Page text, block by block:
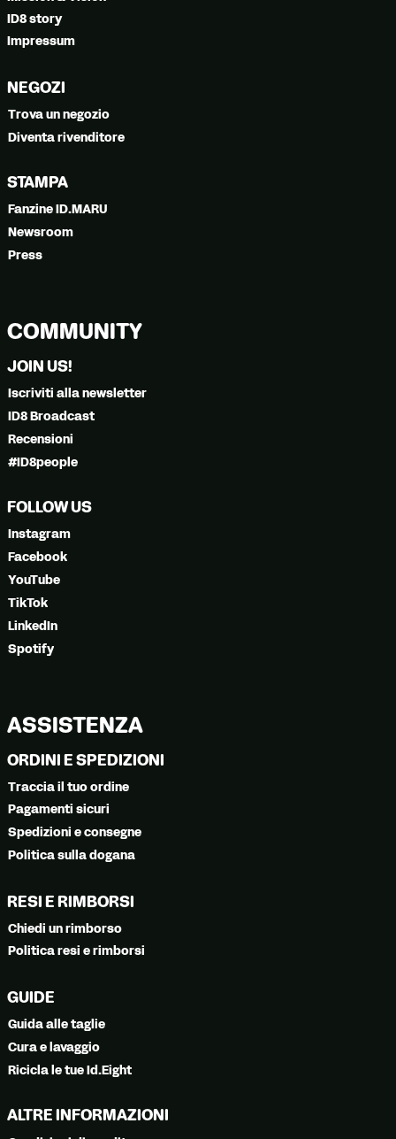
ID8 story
Impressum
NEGOZI
Trova un negozio
Diventa rivenditore
STAMPA
Fanzine ID.MARU
Newsroom
Press
COMMUNITY
JOIN US!
Iscriviti alla newsletter
ID8 Broadcast
Recensioni
#ID8people
FOLLOW US
Instagram
Facebook
YouTube
TikTok
LinkedIn
Spotify
ASSISTENZA
ORDINI E SPEDIZIONI
Traccia il tuo ordine
Pagamenti sicuri
Spedizioni e consegne
Politica sulla dogana
RESI E RIMBORSI
Chiedi un rimborso
Politica resi e rimborsi
GUIDE
Guida alle taglie
Cura e lavaggio
Ricicla le tue Id.Eight
ALTRE INFORMAZIONI